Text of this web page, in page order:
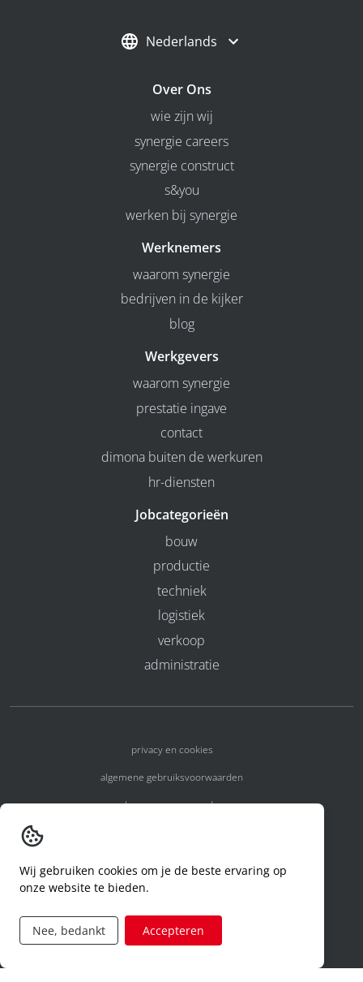
Nederlands
Over Ons
wie zijn wij
synergie careers
synergie construct
s&you
werken bij synergie
Werknemers
waarom synergie
bedrijven in de kijker
blog
Werkgevers
waarom synergie
prestatie ingave
contact
dimona buiten de werkuren
hr-diensten
Jobcategorieën
bouw
productie
techniek
logistiek
verkoop
administratie
privacy en cookies
algemene gebruiksvoorwaarden
algemene voorwaarden
code of conduct
aanvraag rechten ivm privacy
Wij gebruiken cookies om je de beste ervaring op
onze website te bieden.
Nee, bedankt Accepteren